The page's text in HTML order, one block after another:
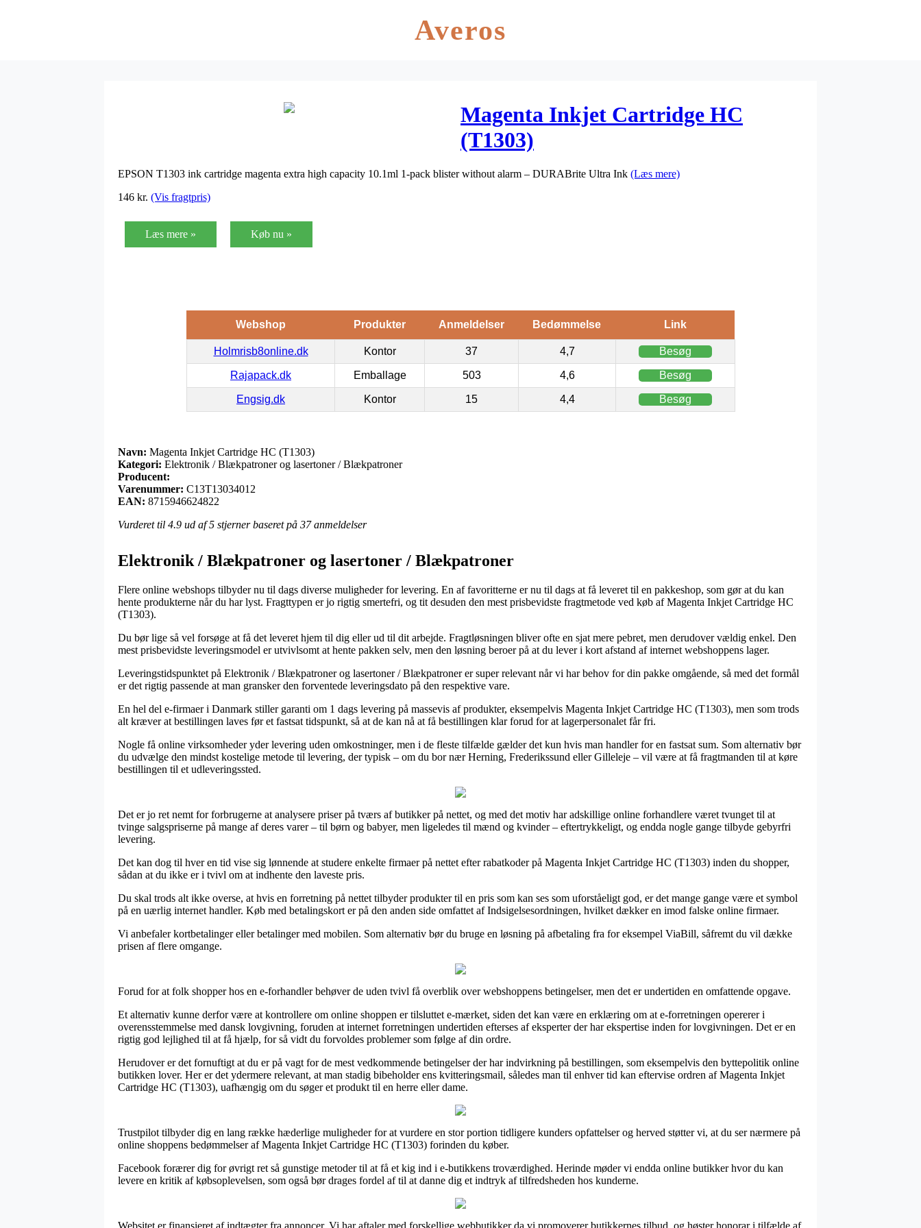
Averos
Magenta Inkjet Cartridge HC
(T1303)
EPSON T1303 ink cartridge magenta extra high capacity 10.1ml 1-pack blister without alarm – DURABrite Ultra Ink (Læs mere)
146 kr. (Vis fragtpris)
Læs mere » Køb nu »
Webshop Produkter Anmeldelser Bedømmelse Link
Holmrisb8online.dk Kontor 37 4,7 Besøg
Rajapack.dk Emballage 503 4,6 Besøg
Engsig.dk Kontor 15 4,4 Besøg
Navn: Magenta Inkjet Cartridge HC (T1303)
Kategori: Elektronik / Blækpatroner og lasertoner / Blækpatroner
Producent:
Varenummer: C13T13034012
EAN: 8715946624822
Vurderet til 4.9 ud af 5 stjerner baseret på 37anmeldelser
Elektronik / Blækpatroner og lasertoner / Blækpatroner
Flere online webshops tilbyder nu til dags diverse muligheder for levering. En af favoritterne er nu til dags at få leveret til en pakkeshop, som gør at du kan
hente produkterne når du har lyst. Fragttypen er jo rigtig smertefri, og tit desuden den mest prisbevidste fragtmetode ved køb af Magenta Inkjet Cartridge HC
(T1303).
Du bør lige så vel forsøge at få det leveret hjem til dig eller ud til dit arbejde. Fragtløsningen bliver ofte en sjat mere pebret, men derudover vældig enkel. Den
mest prisbevidste leveringsmodel er utvivlsomt at hente pakken selv, men den løsning beroer på at du lever i kort afstand af internet webshoppens lager.
Leveringstidspunktet på Elektronik / Blækpatroner og lasertoner / Blækpatroner er super relevant når vi har behov for din pakke omgående, så med det formål
er det rigtig passende at man gransker den forventede leveringsdato på den respektive vare.
En hel del e-firmaer i Danmark stiller garanti om 1 dags levering på massevis af produkter, eksempelvis Magenta Inkjet Cartridge HC (T1303), men som trods
alt kræver at bestillingen laves før et fastsat tidspunkt, så at de kan nå at få bestillingen klar forud for at lagerpersonalet får fri.
Nogle få online virksomheder yder levering uden omkostninger, men i de fleste tilfælde gælder det kun hvis man handler for en fastsat sum. Som alternativ bør
du udvælge den mindst kostelige metode til levering, der typisk – om du bor nær Herning, Frederikssund eller Gilleleje – vil være at få fragtmanden til at køre
bestillingen til et udleveringssted.
Det er jo ret nemt for forbrugerne at analysere priser på tværs af butikker på nettet, og med det motiv har adskillige online forhandlere været tvunget til at
tvinge salgspriserne på mange af deres varer – til børn og babyer, men ligeledes til mænd og kvinder – eftertrykkeligt, og endda nogle gange tilbyde gebyrfri
levering.
Det kan dog til hver en tid vise sig lønnende at studere enkelte firmaer på nettet efter rabatkoder på Magenta Inkjet Cartridge HC (T1303) inden du shopper,
sådan at du ikke er i tvivl om at indhente den laveste pris.
Du skal trods alt ikke overse, at hvis en forretning på nettet tilbyder produkter til en pris som kan ses som uforståeligt god, er det mange gange være et symbol
på en uærlig internet handler. Køb med betalingskort er på den anden side omfattet af Indsigelsesordningen, hvilket dækker en imod falske online firmaer.
Vi anbefaler kortbetalinger eller betalinger med mobilen. Som alternativ bør du bruge en løsning på afbetaling fra for eksempel ViaBill, såfremt du vil dække
prisen af flere omgange.
Forud for at folk shopper hos en e-forhandler behøver de uden tvivl få overblik over webshoppens betingelser, men det er undertiden en omfattende opgave.
Et alternativ kunne derfor være at kontrollere om online shoppen er tilsluttet e-mærket, siden det kan være en erklæring om at e-forretningen opererer i
overensstemmelse med dansk lovgivning, foruden at internet forretningen undertiden efterses af eksperter der har ekspertise inden for lovgivningen. Det er en
rigtig god lejlighed til at få hjælp, for så vidt du forvoldes problemer som følge af din ordre.
Herudover er det fornuftigt at du er på vagt for de mest vedkommende betingelser der har indvirkning på bestillingen, som eksempelvis den byttepolitik online
butikken lover. Her er det ydermere relevant, at man stadig bibeholder ens kvitteringsmail, således man til enhver tid kan eftervise ordren af Magenta Inkjet
Cartridge HC (T1303), uafhængig om du søger et produkt til en herre eller dame.
Trustpilot tilbyder dig en lang række hæderlige muligheder for at vurdere en stor portion tidligere kunders opfattelser og herved støtter vi, at du ser nærmere på
online shoppens bedømmelser af Magenta Inkjet Cartridge HC (T1303) forinden du køber.
Facebook forærer dig for øvrigt ret så gunstige metoder til at få et kig ind i e-butikkens troværdighed. Herinde møder vi endda online butikker hvor du kan
levere en kritik af købsoplevelsen, som også bør drages fordel af til at danne dig et indtryk af tilfredsheden hos kunderne.
Websitet er finansieret af indtægter fra annoncer. Vi har aftaler med forskellige webbutikker da vi promoverer butikkernes tilbud, og høster honorar i tilfælde af